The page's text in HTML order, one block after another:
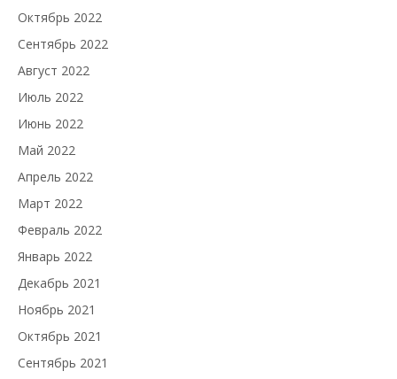
Октябрь 2022
Сентябрь 2022
Август 2022
Июль 2022
Июнь 2022
Май 2022
Апрель 2022
Март 2022
Февраль 2022
Январь 2022
Декабрь 2021
Ноябрь 2021
Октябрь 2021
Сентябрь 2021